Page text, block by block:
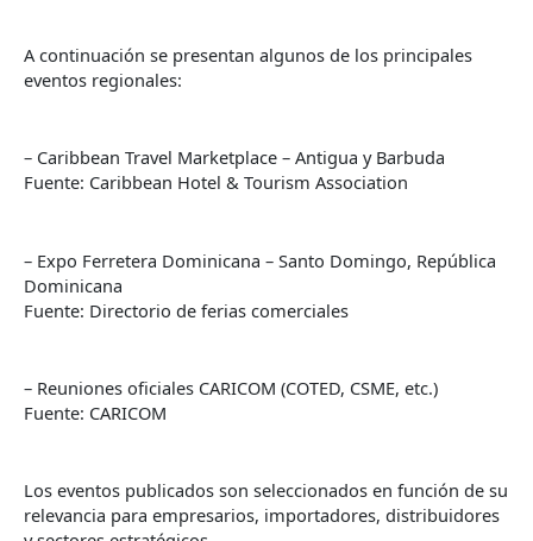
A continuación se presentan algunos de los principales
eventos regionales:
– Caribbean Travel Marketplace – Antigua y Barbuda
Fuente: Caribbean Hotel & Tourism Association
– Expo Ferretera Dominicana – Santo Domingo, República
Dominicana
Fuente: Directorio de ferias comerciales
– Reuniones oficiales CARICOM (COTED, CSME, etc.)
Fuente: CARICOM
Los eventos publicados son seleccionados en función de su
relevancia para empresarios, importadores, distribuidores